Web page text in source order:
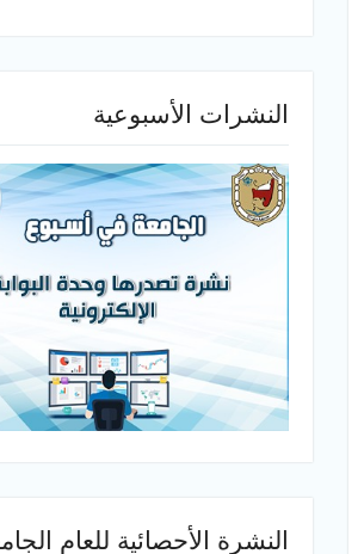
النشرات الأسبوعية
النشرة الأحصائية للعام